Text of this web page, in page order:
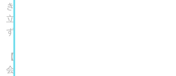
き、それらは単なる過去の断片としてでは
立ち現れ、わたしたちのまなざしそのもの
ずです。
【開催概要】
会期：2026年9月5日（土）～12月13日（日